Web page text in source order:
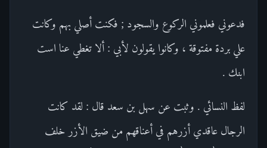
فدعوني فعلموني الركوع والسجود ; فكنت أصلي بهم وكانت
علي بردة مفتوقة ، وكانوا يقولون لأبي : ألا تغطي عنا است
ابنك .
لفظ النسائي . وثبت عن سهل بن سعد قال : لقد كانت
الرجال عاقدي أزرهم في أعناقهم من ضيق الأزر خلف